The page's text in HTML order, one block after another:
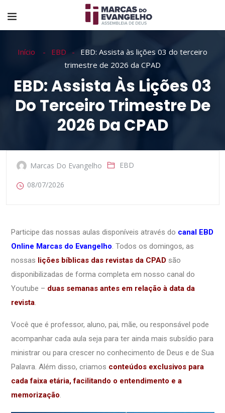
Início EBD
EBD: Assista às lições 03 do terceiro
trimestre de 2026 da CPAD
EBD: Assista Às Lições 03
Do Terceiro Trimestre De
2026 Da CPAD
Marcas Do Evangelho EBD
08/07/2026
Participe das nossas aulas disponíveis através do canal EBD
Online Marcas do Evangelho. Todos os domingos, as
nossas lições bíblicas das revistas da CPAD são
disponibilizadas de forma completa em nosso canal do
Youtube – duas semanas antes em relação à data da
revista.
Você que é professor, aluno, pai, mãe, ou responsável pode
acompanhar cada aula seja para ter ainda mais subsídio para
ministrar ou para crescer no conhecimento de Deus e de Sua
Palavra. Além disso, criamos conteúdos exclusivos para
cada faixa etária, facilitando o entendimento e a
memorização.